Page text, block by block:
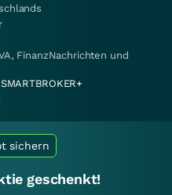
FinanzNachrichten und
SMARTBROKER+
sichern
geschenkt!